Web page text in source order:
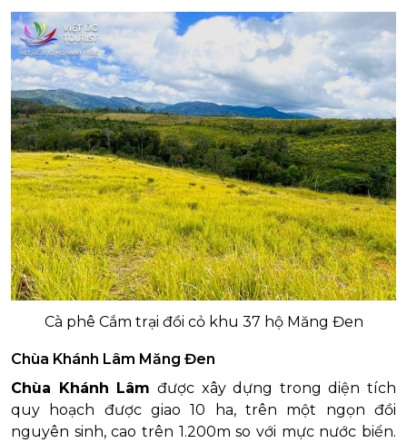
Cà phê Cắm trại đồi cỏ khu 37 hộ Măng Đen
Chùa Khánh Lâm Măng Đen
Chùa Khánh Lâm được xây dựng trong diện tích
quy hoạch được giao 10 ha, trên một ngọn đồi
nguyên sinh, cao trên 1.200m so với mực nước biển.